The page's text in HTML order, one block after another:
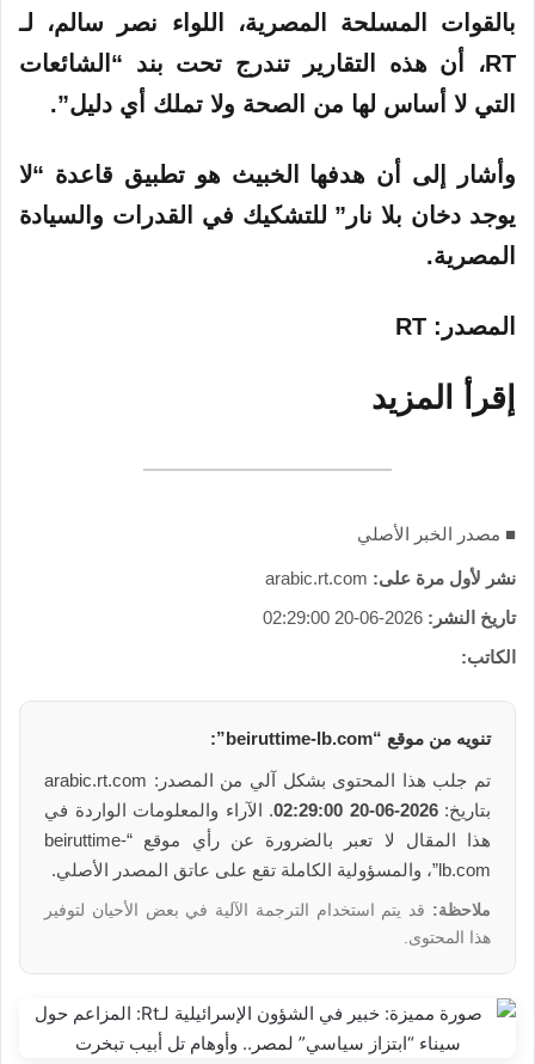
بالقوات المسلحة المصرية، اللواء نصر سالم، لـ
RT، أن هذه التقارير تندرج تحت بند “الشائعات
التي لا أساس لها من الصحة ولا تملك أي دليل”.
وأشار إلى أن هدفها الخبيث هو تطبيق قاعدة “لا
يوجد دخان بلا نار” للتشكيك في القدرات والسيادة
المصرية.
المصدر : RT
إقرأ المزيد
■ مصدر الخبر الأصلي
نشر لأول مرة على: arabic.rt.com
تاريخ النشر: 2026-06-20 02:29:00
الكاتب:
تنويه من موقع “beiruttime-lb.com”:
تم جلب هذا المحتوى بشكل آلي من المصدر: arabic.rt.com
بتاريخ:2026-06-20 02:29:00
. الآراء والمعلومات الواردة في
هذا المقال لا تعبر بالضرورة عن رأي موقع “beiruttime-
lb.com”، والمسؤولية الكاملة تقع على عاتق المصدر الأصلي.
ملاحظة: قد يتم استخدام الترجمة الآلية في بعض الأحيان لتوفير
هذا المحتوى.